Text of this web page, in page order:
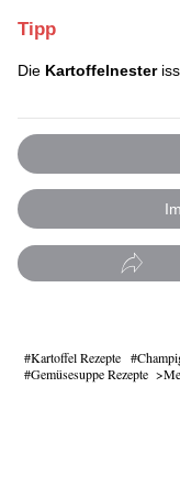
Tipp
Die Kartoffelnester
Kartoffel Rezepte
Gemüsesuppe Rezepte